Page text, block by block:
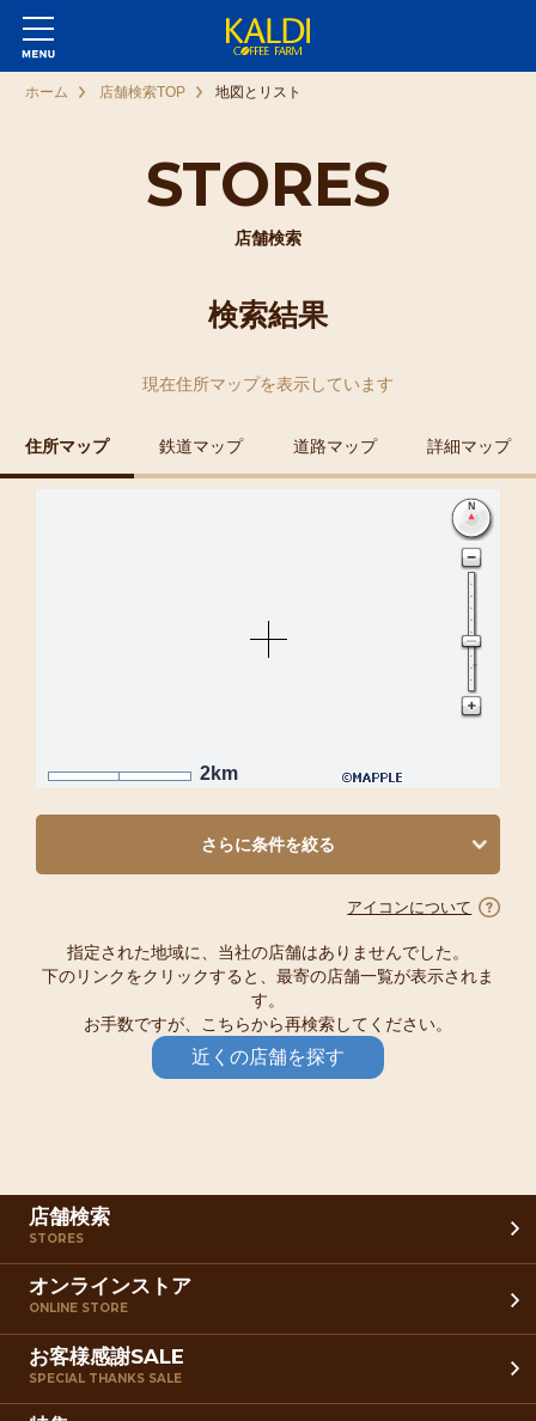
STORES
店舗検索
ホーム 店舗検索TOP 地図とリスト
検索結果
現在住所マップを表示しています
住所マップ 鉄道マップ 道路マップ 詳細マップ
2km
さらに条件を絞る
アイコンについて
指定された地域に、当社の店舗はありませんでした。
下のリンクをクリックすると、最寄の店舗一覧が表示されま
す。
お手数ですが、こちらから再検索してください。
近くの店舗を探す
店舗検索
STORES
オンラインストア
ONLINE STORE
お客様感謝SALE
SPECIAL THANKS SALE